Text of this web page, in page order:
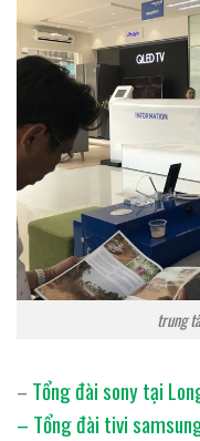
trung
– Tổng đài sony tại
– Tổng đài tivi